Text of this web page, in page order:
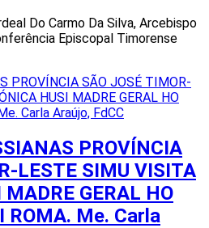
Do Carmo Da Silva, Arcebispo
Episcopal Timorense
PROVÍNCIA
LESTE SIMU VISITA
GERAL HO
ROMA. Me. Carla